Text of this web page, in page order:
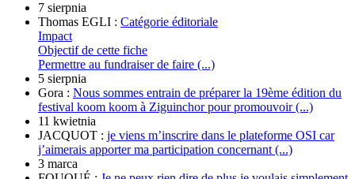
7 sierpnia
Thomas EGLI : Catégorie éditoriale
Impact
Objectif de cette fiche
Permettre au fundraiser de faire (...)
5 sierpnia
Gora : Nous sommes entrain de préparer la 19ème édition du
festival koom koom à Ziguinchor pour promouvoir (...)
11 kwietnia
JACQUOT : je viens m’inscrire dans le plateforme OSI car
j’aimerais apporter ma participation concernant (...)
3 marca